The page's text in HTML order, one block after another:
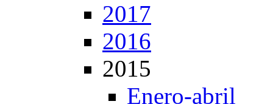
2017
2016
2015
Enero-abril